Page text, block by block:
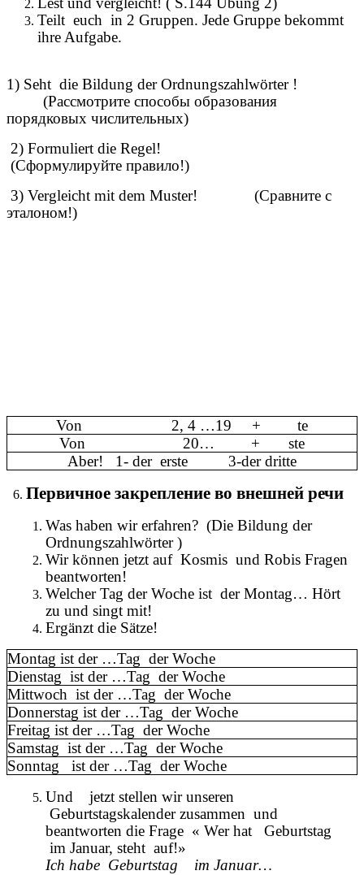
Teilt euch in 2 Gruppen. Jede Gruppe bekommt
ihre Aufgabe.
1) Seht die Bildung der Ordnungszahlwörter !
(Рассмотрите способы образования
порядковых числительных)
2) Formuliert die Regel!
(Сформулируйте правило!)
3) Vergleicht mit dem Muster! (Сравните с
эталоном!)
Von 2, 4 …19 + te
Von 20… + ste
Aber! 1- der erste 3-der dritte
Первичное закрепление во внешней речи
Was haben wir erfahren? (Die Bildung der
Ordnungszahlwörter )
Wir können jetzt auf Kosmis und Robis Fragen
beantworten!
Welcher Tag der Woche ist der Montag… Hört
zu und singt mit!
Ergänzt die Sätze!
Montag ist der …Tag der Woche
Dienstag ist der …Tag der Woche
Mittwoch ist der …Tag der Woche
Donnerstag ist der …Tag der Woche
Freitag ist der …Tag der Woche
Samstag ist der …Tag der Woche
Sonntag ist der …Tag der Woche
Und jetzt stellen wir unseren
Geburtstagskalender zusammen und
beantworten die Frage « Wer hat Geburtstag
im Januar, steht auf!»
Ich habe Geburtstag im Januar…